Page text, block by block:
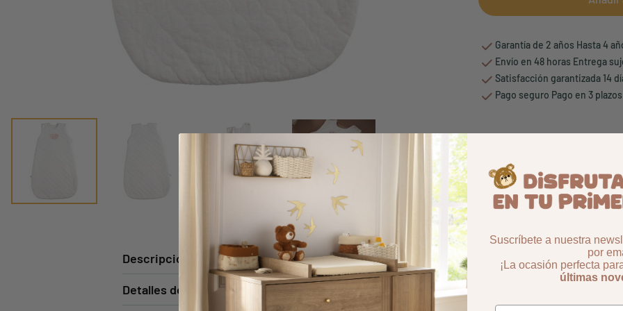
Garantía de 2 años Hasta 4
Envío en 48 horas Entrega
Satisfacción garantizada 14
Pago seguro Pago en 3
Descripción
Detalles del producto
Suscríbete a nuestra
por
¡La ocasión perfecta
últimas